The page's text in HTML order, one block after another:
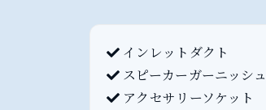
インレットダクト
スピーカーガーニッシュ
アクセサリーソケット